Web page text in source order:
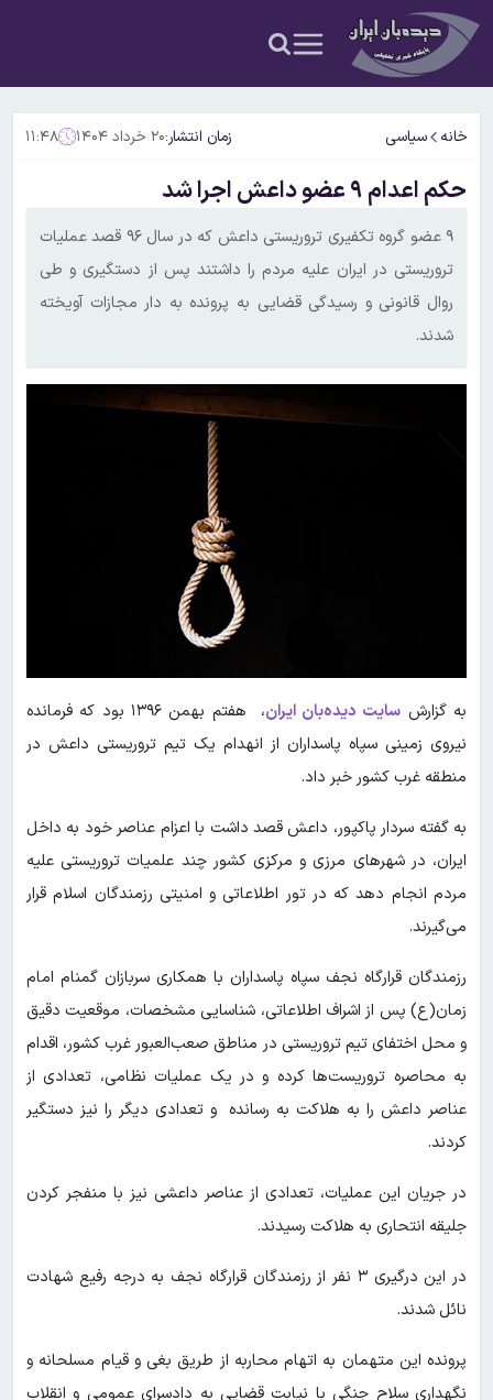
خانه سیاسی زمان انتشار:۲۰ خرداد ۱۴۰۴ ۱۱:۴۸
حکم اعدام ۹ عضو داعش اجرا شد
۹ عضو گروه تکفیری تروریستی داعش که در سال ۹۶ قصد عملیات
تروریستی در ایران علیه مردم را داشتند پس از دستگیری و طی
روال قانونی و رسیدگی قضایی به پرونده‌ به دار مجازات آویخته
شدند.
به گزارش سایت دیده‌بان ایران
، هفتم بهمن ۱۳۹۶ بود که فرمانده
نیروی زمینی سپاه پاسداران از انهدام یک تیم تروریستی داعش در
منطقه غرب کشور خبر داد.
به گفته سردار پاکپور، داعش قصد داشت با اعزام عناصر خود به داخل
ایران، در شهرهای مرزی و مرکزی کشور چند علمیات تروریستی علیه
مردم انجام دهد که در تور اطلاعاتی و امنیتی رزمندگان اسلام قرار
می‌گیرند.
رزمندگان قرارگاه نجف سپاه پاسداران با همکاری سربازان گمنام امام
زمان(ع) پس از اشراف اطلاعاتی، شناسایی مشخصات، موقعیت دقیق
و محل اختفای تیم تروریستی در مناطق صعب‌العبور غرب کشور، اقدام
به محاصره تروریست‌ها کرده و در یک عملیات نظامی، تعدادی از
عناصر داعش را به هلاکت به رسانده و تعدادی دیگر را نیز دستگیر
کردند.
در جریان این عملیات، تعدادی از عناصر داعشی نیز با منفجر کردن
جلیقه انتحاری به هلاکت رسیدند.
در این درگیری ۳ نفر از رزمندگان قرارگاه نجف به درجه رفیع شهادت
نائل شدند.
پرونده این متهمان به اتهام محاربه از طریق بغی و قیام مسلحانه و
نگهداری سلاح جنگی با نیابت قضایی به دادسرای عمومی و انقلاب